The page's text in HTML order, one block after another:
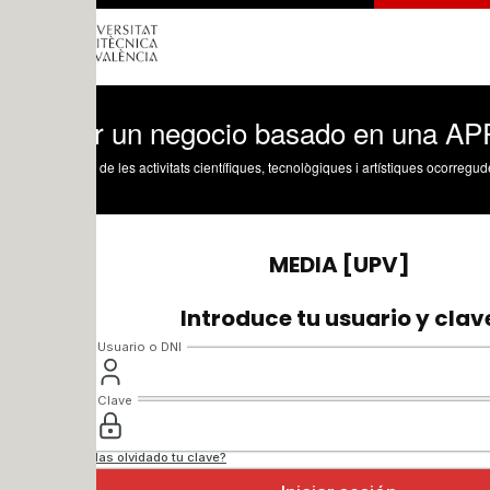
un negocio basado en una APP. 02
les activitats científiques, tecnològiques i artístiques ocorregudes en els tres